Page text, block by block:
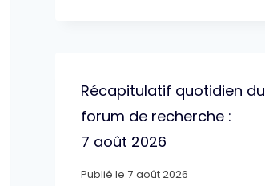
Récapitulatif quotidien du
forum de recherche :
7 août 2026
Publié le 7 août 2026